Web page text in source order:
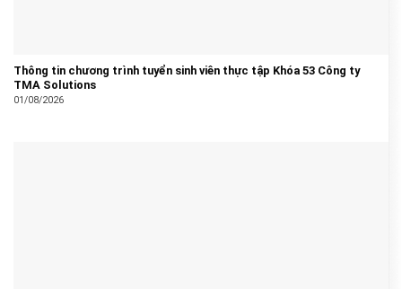
Thông tin chương trình tuyển sinh viên thực tập Khóa 53 Công ty
TMA Solutions
01/08/2026